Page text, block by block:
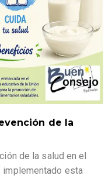
de la
de la salud en el
esta